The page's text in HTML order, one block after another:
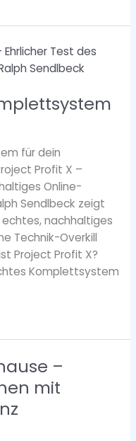
für dein
Profit X –
Online-
Sendlbeck zeigt
nachhaltiges
Technik-Overkill
Project Profit X?
Komplettsystem
–
mit